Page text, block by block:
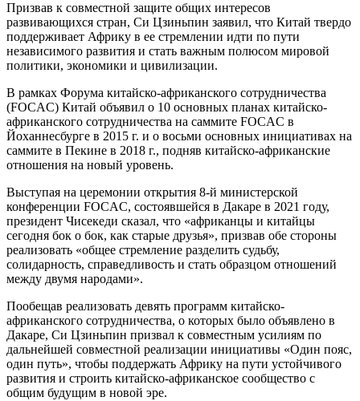
Призвав к совместной защите общих интересов
развивающихся стран, Си Цзиньпин заявил, что Китай твердо
поддерживает Африку в ее стремлении идти по пути
независимого развития и стать важным полюсом мировой
политики, экономики и цивилизации.
В рамках Форума китайско-африканского сотрудничества
(FOCAC) Китай объявил о 10 основных планах китайско-
африканского сотрудничества на саммите FOCAC в
Йоханнесбурге в 2015 г. и о восьми основных инициативах на
саммите в Пекине в 2018 г., подняв китайско-африканские
отношения на новый уровень.
Выступая на церемонии открытия 8-й министерской
конференции FOCAC, состоявшейся в Дакаре в 2021 году,
президент Чисекеди сказал, что «африканцы и китайцы
сегодня бок о бок, как старые друзья», призвав обе стороны
реализовать «общее стремление разделить судьбу,
солидарность, справедливость и стать образцом отношений
между двумя народами».
Пообещав реализовать девять программ китайско-
африканского сотрудничества, о которых было объявлено в
Дакаре, Си Цзиньпин призвал к совместным усилиям по
дальнейшей совместной реализации инициативы «Один пояс,
один путь», чтобы поддержать Африку на пути устойчивого
развития и строить китайско-африканское сообщество с
общим будущим в новой эре.